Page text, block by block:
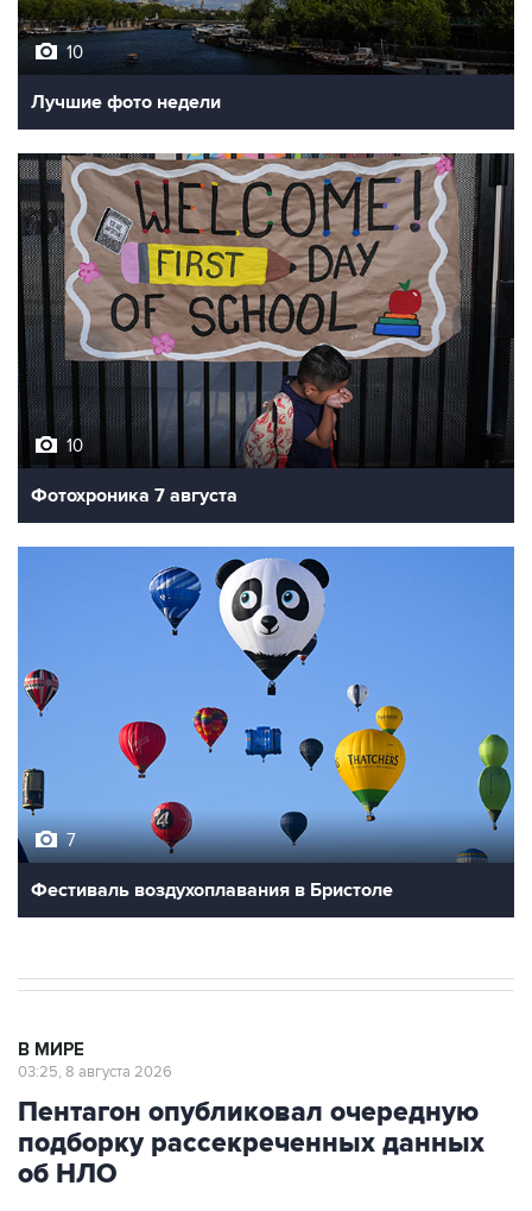
10
Лучшие фото недели
10
Фотохроника 7 августа
7
Фестиваль воздухоплавания в Бристоле
В МИРЕ
03:25, 8 августа 2026
Пентагон опубликовал очередную
подборку рассекреченных данных
об НЛО